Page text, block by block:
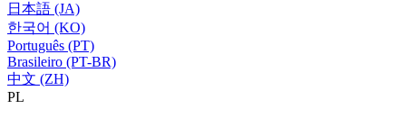
日本語 (JA)
한국어 (KO)
Português (PT)
Brasileiro (PT-BR)
中文 (ZH)
PL